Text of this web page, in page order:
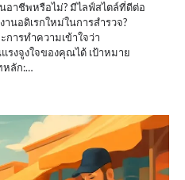
าชีพหรือไม่? มีไลฟ์สไตล์ที่ดีต่อ
นอดิเรกใหม่ในการสำรวจ?
การทำความเข้าใจว่า
รงจูงใจของคุณได้ เป้าหมาย
หลัก:…